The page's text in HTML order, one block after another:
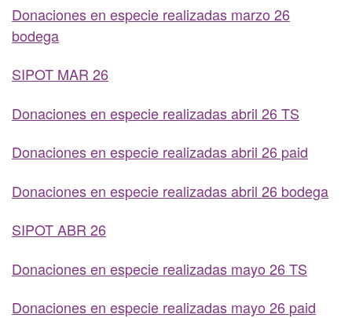
Donaciones en especie realizadas marzo 26
bodega
SIPOT MAR 26
Donaciones en especie realizadas abril 26 TS
Donaciones en especie realizadas abril 26 paid
Donaciones en especie realizadas abril 26 bodega
SIPOT ABR 26
Donaciones en especie realizadas mayo 26 TS
Donaciones en especie realizadas mayo 26 paid